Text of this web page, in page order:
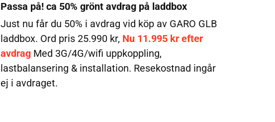
Passa på! ca 50% grönt avdrag på laddbox
Just nu får du 50% i avdrag vid köp av GARO GLB
laddbox. Ord pris 25.990 kr, Nu 11.995 kr efter
avdrag Med 3G/4G/wifi uppkoppling,
lastbalansering & installation. Resekostnad ingår
ej i avdraget.